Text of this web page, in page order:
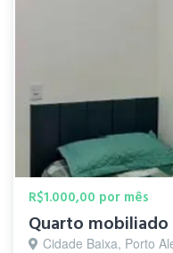
R$1.000,00 por mês
Cidade Baixa, Porto